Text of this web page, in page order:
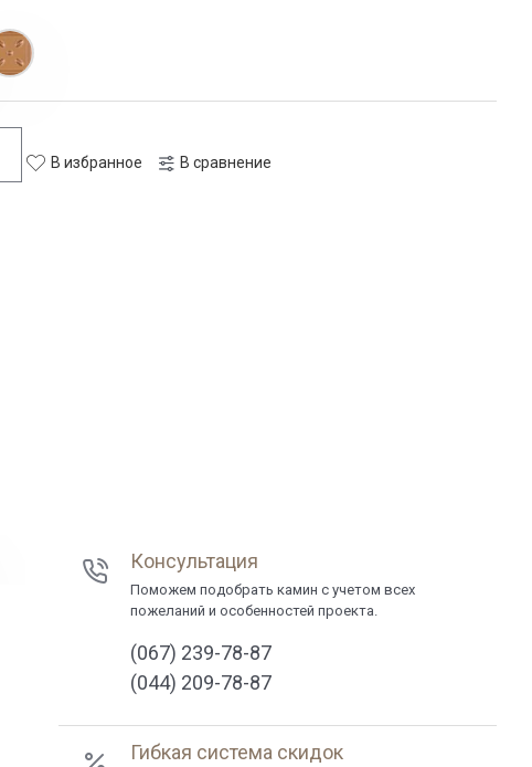
В избранное В сравнение
Консультация
Поможем подобрать камин с учетом всех
пожеланий и особенностей проекта.
(067) 239-78-87
(044) 209-78-87
Гибкая система скидок